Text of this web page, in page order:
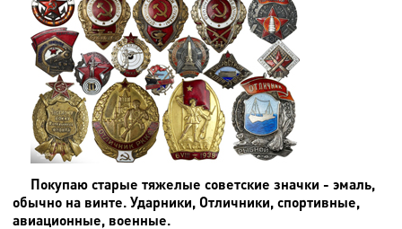
Покупаю старые тяжелые советские значки - эмаль,
обычно на винте. Ударники, Отличники, спортивные,
авиационные, военные.